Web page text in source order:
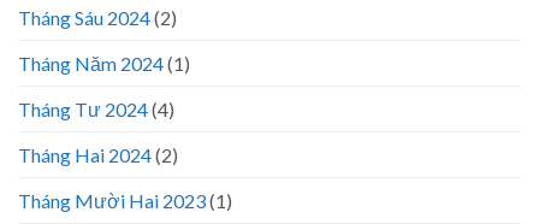
Tháng Sáu 2024(2)
Tháng Năm 2024(1)
Tháng Tư 2024(4)
Tháng Hai 2024(2)
Tháng Mười Hai 2023(1)